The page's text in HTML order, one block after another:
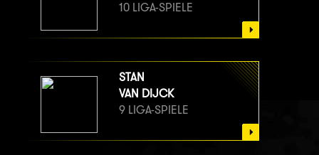
10 LIGA-SPIELE
STAN
VAN DIJCK
9 LIGA-SPIELE